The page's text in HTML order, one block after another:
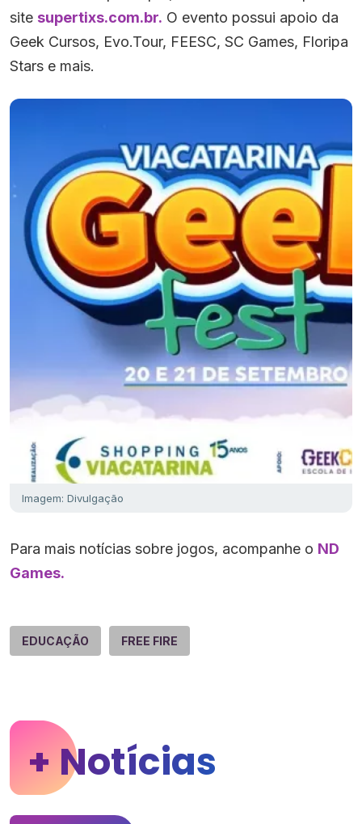
site supertixs.com.br. O evento possui apoio da
Geek Cursos, Evo.Tour, FEESC, SC Games, Floripa
Stars e mais.
Imagem: Divulgação
Para mais notícias sobre jogos, acompanhe o ND
Games.
EDUCAÇÃO FREE FIRE
+ Notícias